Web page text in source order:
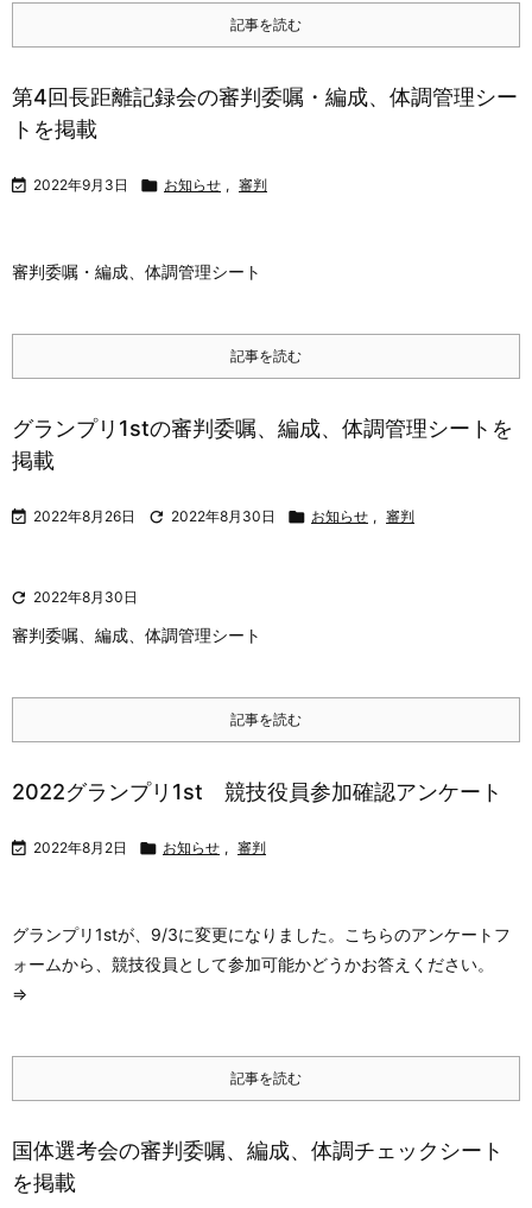
記事を読む
第4回長距離記録会の審判委嘱・編成、体調管理シー
トを掲載
 2022年9月3日  お知らせ , 審判
審判委嘱・編成、体調管理シート
記事を読む
グランプリ1stの審判委嘱、編成、体調管理シートを
掲載
 2022年8月26日  2022年8月30日  お知らせ , 審判
 2022年8月30日
審判委嘱、編成、体調管理シート
記事を読む
2022グランプリ1st 競技役員参加確認アンケート
 2022年8月2日  お知らせ , 審判
グランプリ1stが、9/3に変更になりました。こちらのアンケートフ
ォームから、競技役員として参加可能かどうかお答えください。
⇒
記事を読む
国体選考会の審判委嘱、編成、体調チェックシート
を掲載